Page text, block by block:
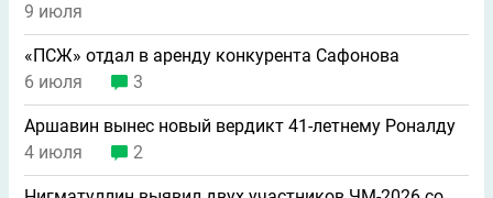
9 июля
«ПСЖ» отдал в аренду конкурента Сафонова
6 июля
3
Аршавин вынес новый вердикт 41-летнему Роналду
4 июля
2